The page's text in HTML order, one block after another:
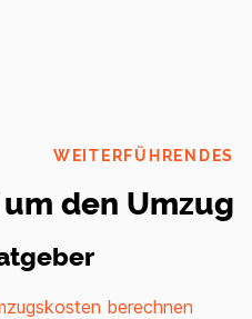
WEITERFÜHRENDES
den Umzug
berechnen